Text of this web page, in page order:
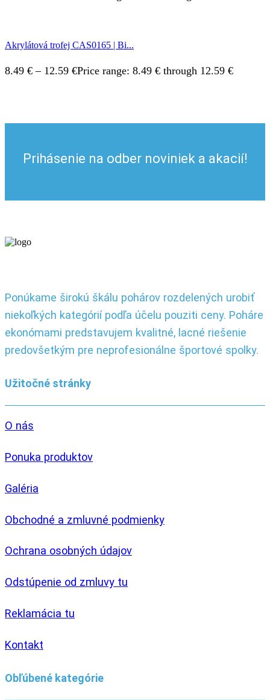
Akrylátová trofej CAS0165 | Bi...
8.49 € – 12.59 €Price range: 8.49 € through 12.59 €
Prihásenie na odber noviniek a akacií!
Ponúkame širokú škálu pohárov rozdelených urobiť
niekoľkých kategórií podľa účelu pouziti ceny. Poháre
ekonómami predstavujem kvalitné, lacné riešenie
predovšetkým pre neprofesionálne športové spolky.
Užitočné stránky
O nás
Ponuka produktov
Galéria
Obchodné a zmluvné podmienky
Ochrana osobných údajov
Odstúpenie od zmluvy tu
Reklamácia tu
Kontakt
Obľúbené kategórie